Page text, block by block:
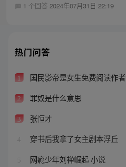
1 个回答 2024年07月31日 22:19
热门问答
1 国民影帝是女生免费阅读作者
2 罪奴是什么意思
3 张恒才
4 穿书后我拿了女主剧本浮丘
5 网瘾少年刘禅崛起 小说